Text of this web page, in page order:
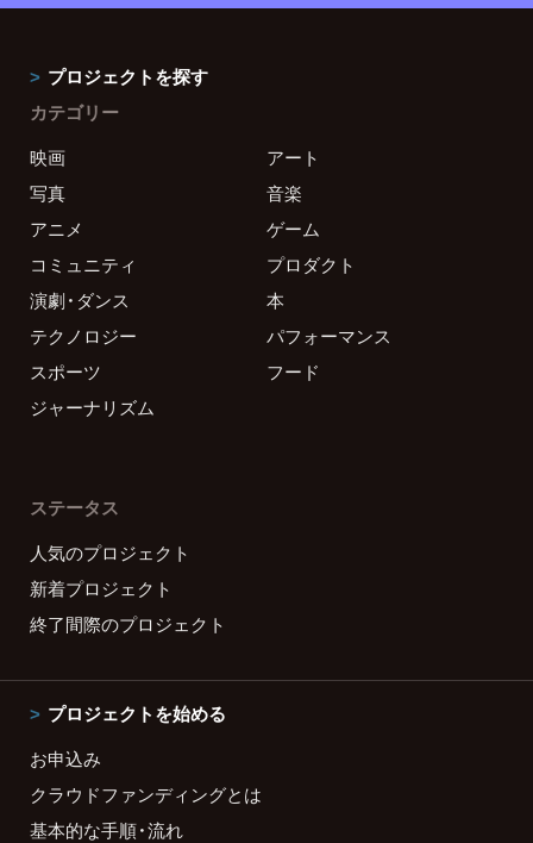
プロジェクトを探す
カテゴリー
映画
アート
写真
音楽
アニメ
ゲーム
コミュニティ
プロダクト
演劇・ダンス
本
テクノロジー
パフォーマンス
スポーツ
フード
ジャーナリズム
ステータス
人気のプロジェクト
新着プロジェクト
終了間際のプロジェクト
プロジェクトを始める
お申込み
クラウドファンディングとは
基本的な手順・流れ